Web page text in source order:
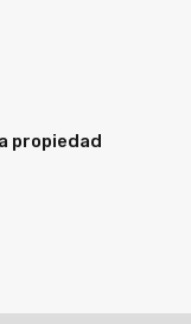
propiedad